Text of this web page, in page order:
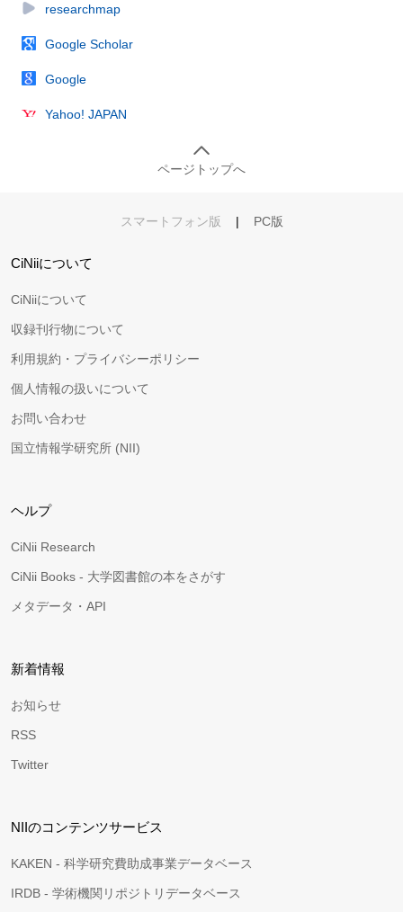
researchmap
Google Scholar
Google
Yahoo! JAPAN
ページトップへ
スマートフォン版 | PC版
CiNiiについて
CiNiiについて
収録刊行物について
利用規約・プライバシーポリシー
個人情報の扱いについて
お問い合わせ
国立情報学研究所 (NII)
ヘルプ
CiNii Research
CiNii Books - 大学図書館の本をさがす
メタデータ・API
新着情報
お知らせ
RSS
Twitter
NIIのコンテンツサービス
KAKEN - 科学研究費助成事業データベース
IRDB - 学術機関リポジトリデータベース